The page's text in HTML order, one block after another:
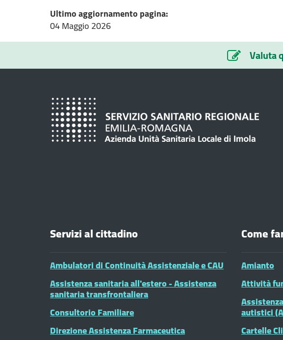
Ultimo aggiornamento pagina:
04 Maggio 2026
Valuta
Servizi al cittadino
Ambulatori di Continuità Assistenziale e CAU
Assistenza sanitaria all'estero - Assistenza
sanitaria transfrontaliera
Consultorio Familiare
Direzione Assistenza Farmaceutica
Come
Amianto
Attività
autistici
Cartelle